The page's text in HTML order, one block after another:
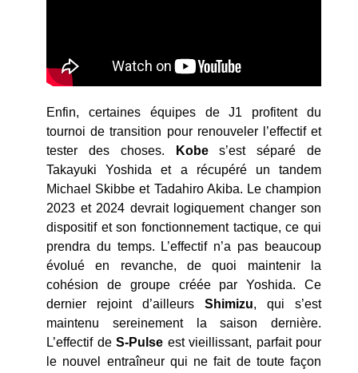
Enfin, certaines équipes de J1 profitent du
tournoi de transition pour renouveler l’effectif et
tester des choses.
Kobes’est séparé de
Takayuki Yoshida et a récupéré un tandem
Michael Skibbe et Tadahiro Akiba. Le champion
2023 et 2024 devrait logiquement changer son
dispositif et son fonctionnement tactique, ce qui
prendra du temps. L’effectif n’a pas beaucoup
évolué en revanche, de quoi maintenir la
cohésion de groupe créée par Yoshida. Ce
dernier rejoint d’ailleurs Shimizu, qui s’est
maintenu sereinement la saison dernière.
L’effectif de S-Pulse est vieillissant, parfait pour
le nouvel entraîneur qui ne fait de toute façon